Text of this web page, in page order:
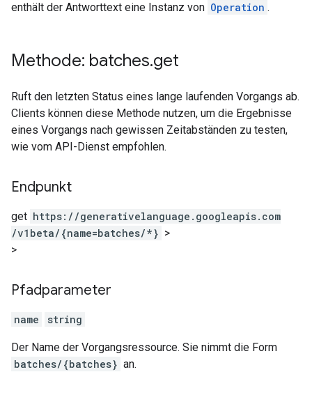
enthält der Antworttext eine Instanz von Operation .
Methode: batches.get
Ruft den letzten Status eines lange laufenden Vorgangs ab.
Clients können diese Methode nutzen, um die Ergebnisse
eines Vorgangs nach gewissen Zeitabständen zu testen,
wie vom API-Dienst empfohlen.
Endpunkt
get https: / /generativelanguage.googleapis.com
/v1beta/{name=batches/*} >
>
Pfadparameter
name string
Der Name der Vorgangsressource. Sie nimmt die Form
batches/{batches} an.